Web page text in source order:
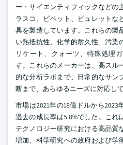
ー・サイエンティフィックなどの
ラスコ、ピペット、ビュレットな
具を製造しています。これらの製
い熱抵抗性、化学的耐久性、汚染
リケート、クォーツ、特殊処理
す。これらのメーカーは、高スル
的な分析ラボまで、日常的なサン
断まで、あらゆるニーズに対応して
市場は2021年の18億ドルから2023
過去の成長率は5.8%でした。これ
テクノロジー研究における高品質
増加、科学研究への政府および学